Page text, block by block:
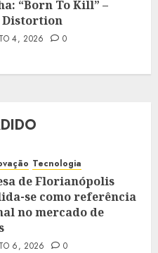
“Born To Kill” –
Distortion
4, 2026 0
Tecnologia
de Florianópolis
se como referência
no mercado de
6, 2026 0